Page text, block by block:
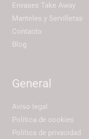
Envases Take Away
Manteles y Servilletas
Contacto
Blog
General
Aviso legal
Política de cookies
Política de privacidad